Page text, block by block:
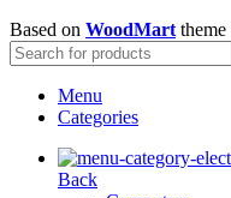
Based on WoodMart theme
Menu
Categories
Back